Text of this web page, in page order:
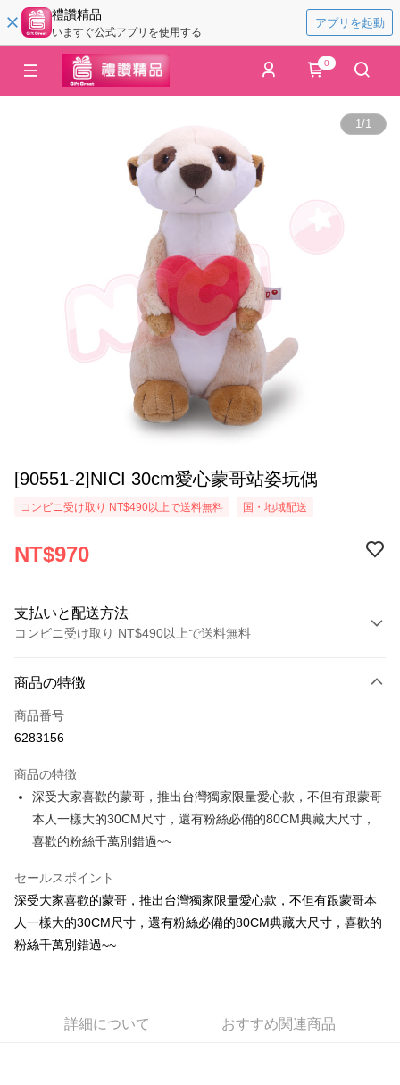
禮讚精品
いますぐ公式アプリを使用する
アプリを起動
0
1/1
[90551-2]NICI 30cm愛心蒙哥站姿玩偶
コンビニ受け取り NT$490以上で送料無料 国・地域配送
NT$970
支払いと配送方法
コンビニ受け取り NT$490以上で送料無料
クレジットカード1回払い
コンビニ店頭代金引換
Apple Pay
JKOPAY
一、 AFTEE代金後払いについて
1.お支払い方法でAFTEE代金後払いを選択すると、携帯電話認証ウィンド
4.ご注文が完了すると、携帯に支払い通知のSMSが届きます。アプリ会員
ATM払い
全家付款取貨
商品の特徴
商品番号
6283156
商品の特徴
深受大家喜歡的蒙哥，推出台灣獨家限量愛心款，不但有跟蒙哥
本人一樣大的30CM尺寸，還有粉絲必備的80CM典藏大尺寸，
喜歡的粉絲千萬別錯過~~
セールスポイント
深受大家喜歡的蒙哥，推出台灣獨家限量愛心款，不但有跟蒙哥本
人一樣大的30CM尺寸，還有粉絲必備的80CM典藏大尺寸，喜歡的
粉絲千萬別錯過~~
詳細について おすすめ関連商品